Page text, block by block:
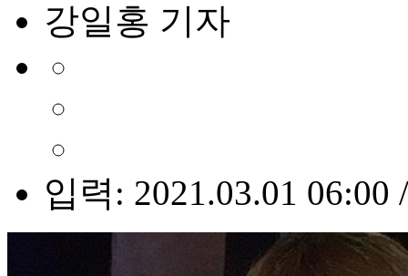
강일홍 기자
입력: 2021.03.01 06:00